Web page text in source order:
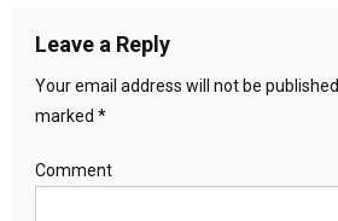
Leave a Reply
Your email address will not be published.
marked *
Comment